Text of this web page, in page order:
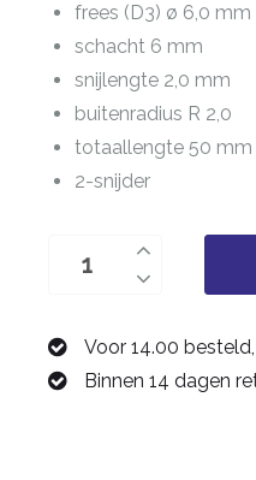
frees (D3) ø 6,0 mm
schacht 6 mm
snijlengte 2,0 mm
buitenradius R 2,0
totaallengte 50 mm
2-snijder
buitenradiusfrees
mm
0068412
Voor 14.00
Binnen 14 dagen